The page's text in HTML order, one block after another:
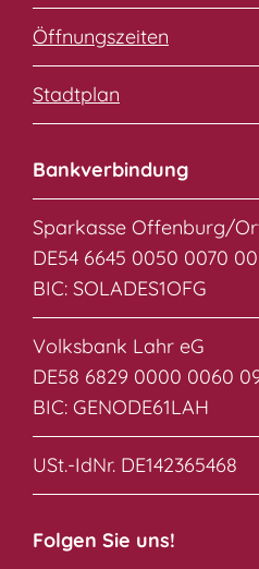
Öffnungszeiten
Stadtplan
Bankverbindung
Sparkasse Offenburg/
DE54 6645 0050 0070
BIC: SOLADES1OFG
Volksbank Lahr eG
DE58 6829 0000 0060
BIC: GENODE61LAH
USt.-IdNr. DE142365468
Folgen Sie uns!